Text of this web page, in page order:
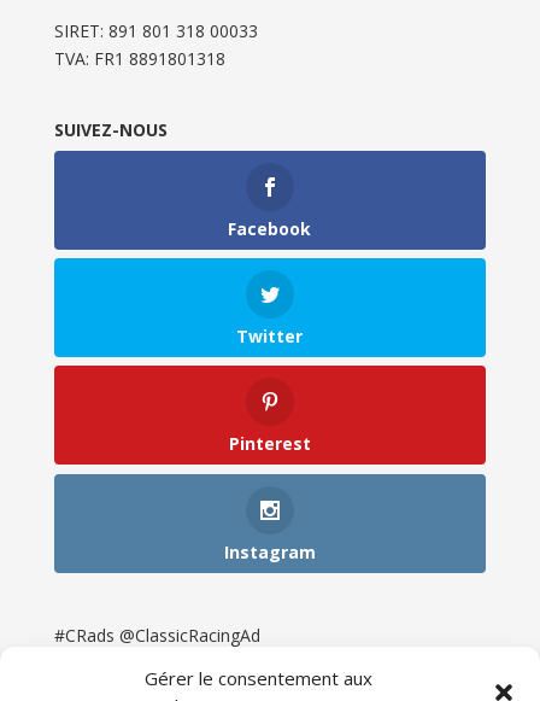
Gérer le consentement aux
SIRET: 891 801 318 00033
TVA: FR1 8891801318
SUIVEZ-NOUS
Facebook
Twitter
Pinterest
Instagram
#CRads @ClassicRacingAd